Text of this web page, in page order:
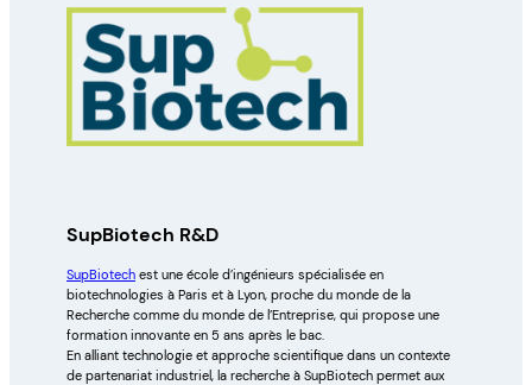
SupBiotech R&D
SupBiotech est une école d’ingénieurs spécialisée en
biotechnologies à Paris et à Lyon, proche du monde de la
Recherche comme du monde de l’Entreprise, qui propose une
formation innovante en 5 ans après le bac.
En alliant technologie et approche scientifique dans un contexte
de partenariat industriel, la recherche à SupBiotech permet aux